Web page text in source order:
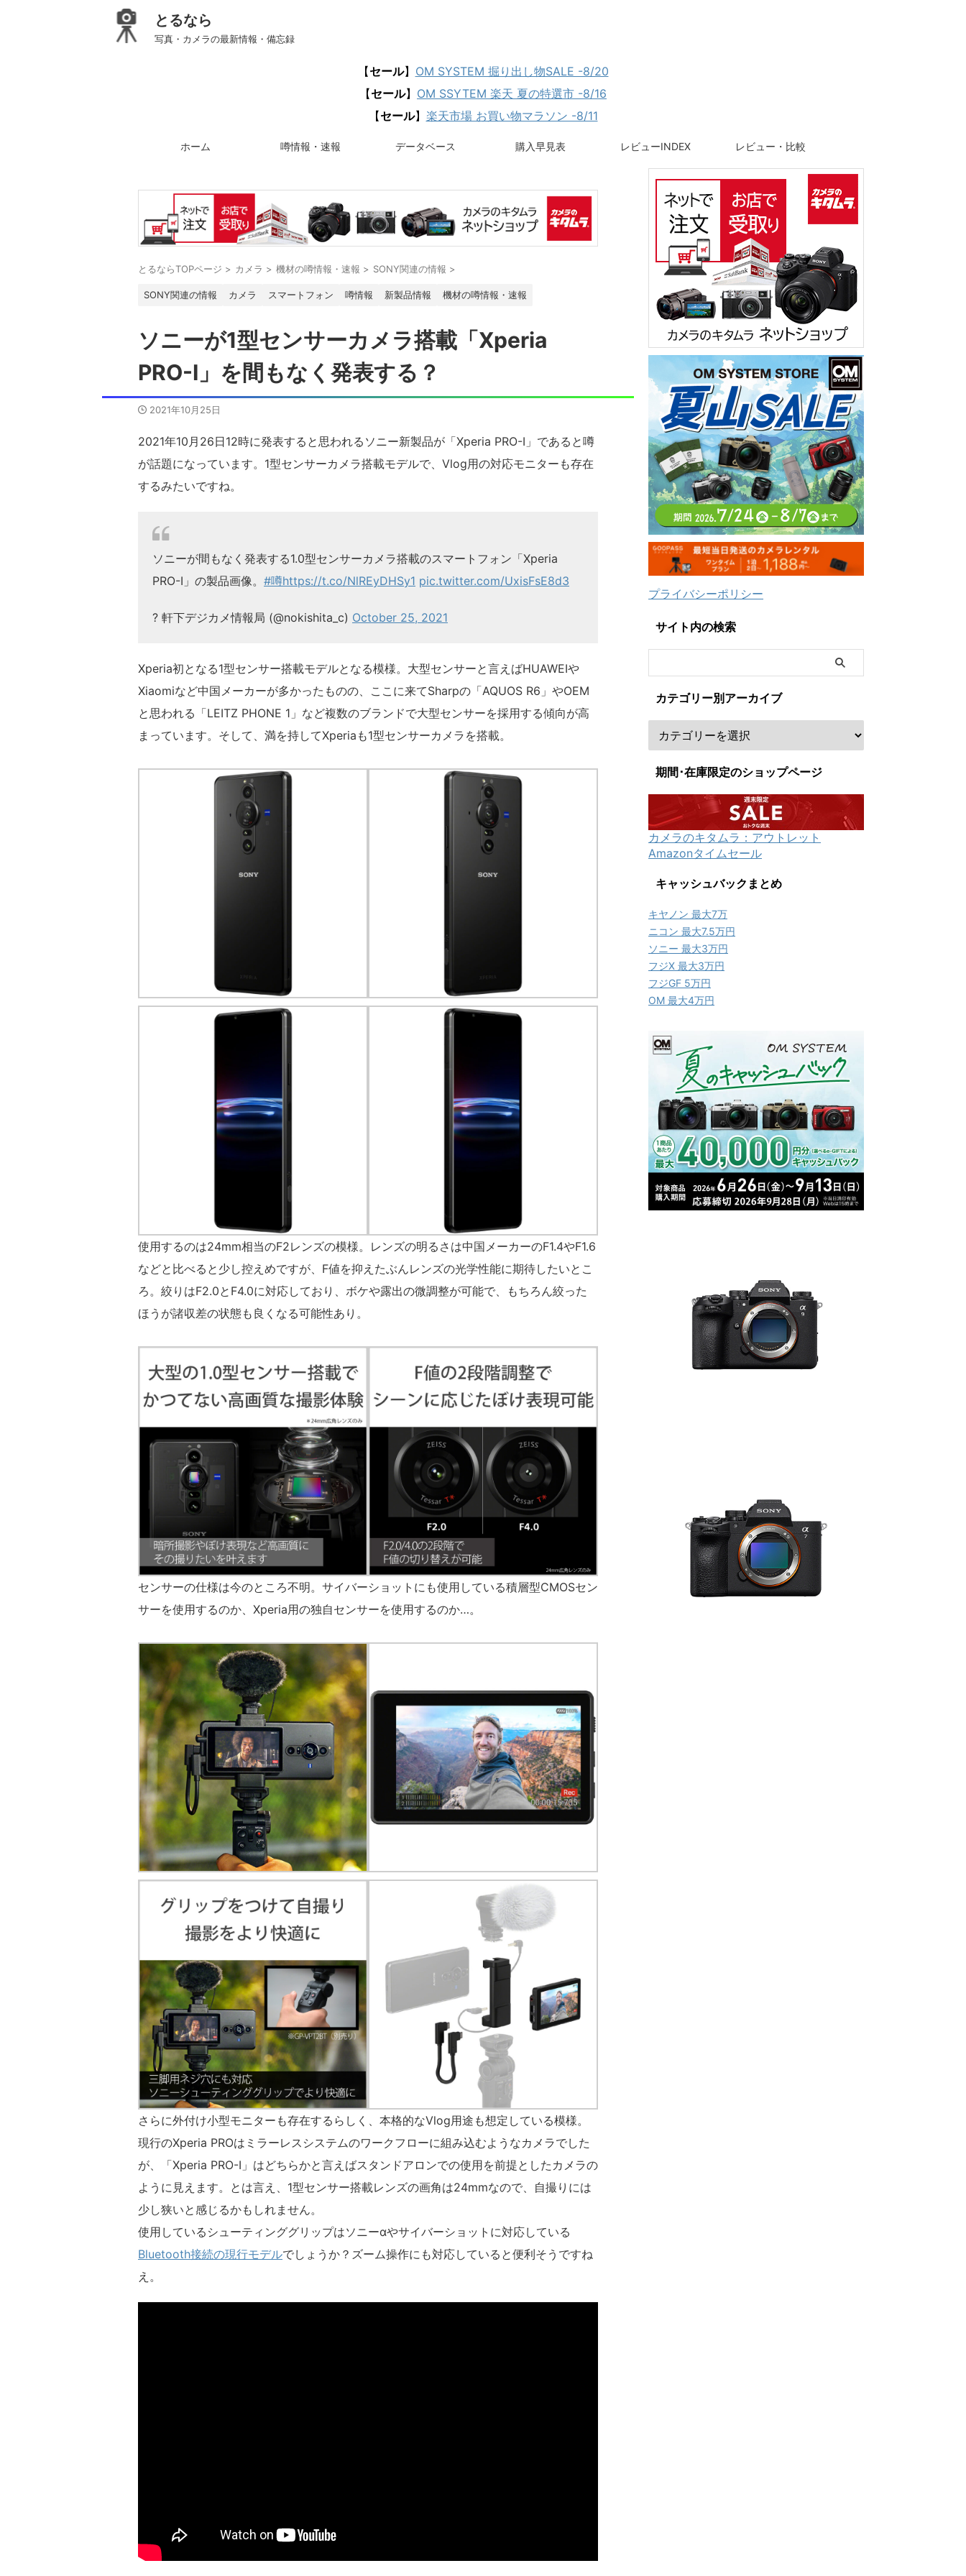
とるなら
写真・カメラの最新情報・備忘録
【セール】 OM SYSTEM 掘り出し物SALE -8/20
【セール】 OM SSYTEM 楽天 夏の特選市 -8/16
【セール】 楽天市場 お買い物マラソン -8/11
ホーム 噂情報・速報 データベース 購入早見表 レビューINDEX レビュー・比較
とるならTOPページ > カメラ > 機材の噂情報・速報 > SONY関連の情報 >
SONY関連の情報 カメラ スマートフォン 噂情報 新製品情報 機材の噂情報・速報
ソニーが1型センサーカメラ搭載「Xperia
PRO-I」を間もなく発表する？
2021年10月25日
2021年10月26日12時に発表すると思われるソニー新製品が「Xperia PRO-I」であると噂
が話題になっています。1型センサーカメラ搭載モデルで、Vlog用の対応モニターも存在
するみたいですね。
ソニーが間もなく発表する1.0型センサーカメラ搭載のスマートフォン「Xperia
PRO-I」の製品画像。 #噂https://t.co/NlREyDHSy1 pic.twitter.com/UxisFsE8d3
? 軒下デジカメ情報局 (@nokishita_c) October 25, 2021
Xperia初となる1型センサー搭載モデルとなる模様。大型センサーと言えばHUAWEIや
Xiaomiなど中国メーカーが多かったものの、ここに来てSharpの「AQUOS R6」やOEM
と思われる「LEITZ PHONE 1」など複数のブランドで大型センサーを採用する傾向が高
まっています。そして、満を持してXperiaも1型センサーカメラを搭載。
使用するのは24mm相当のF2レンズの模様。レンズの明るさは中国メーカーのF1.4やF1.6
などと比べると少し控えめですが、F値を抑えたぶんレンズの光学性能に期待したいとこ
ろ。絞りはF2.0とF4.0に対応しており、ボケや露出の微調整が可能で、もちろん絞った
ほうが諸収差の状態も良くなる可能性あり。
センサーの仕様は今のところ不明。サイバーショットにも使用している積層型CMOSセン
サーを使用するのか、Xperia用の独自センサーを使用するのか…。
さらに外付け小型モニターも存在するらしく、本格的なVlog用途も想定している模様。
現行のXperia PROはミラーレスシステムのワークフローに組み込むようなカメラでした
が、「Xperia PRO-I」はどちらかと言えばスタンドアロンでの使用を前提としたカメラの
ように見えます。とは言え、1型センサー搭載レンズの画角は24mmなので、自撮りには
少し狭いと感じるかもしれません。
使用しているシューティンググリップはソニーαやサイバーショットに対応している
Bluetooth接続の現行モデルでしょうか？ズーム操作にも対応していると便利そうですね
え。
プライバシーポリシー
サイト内の検索
カテゴリー別アーカイブ
期間･在庫限定のショップページ
カメラのキタムラ：アウトレット
Amazonタイムセール
キャッシュバックまとめ
キヤノン 最大7万
ニコン 最大7.5万円
ソニー 最大3万円
フジX 最大3万円
フジGF 5万円
OM 最大4万円